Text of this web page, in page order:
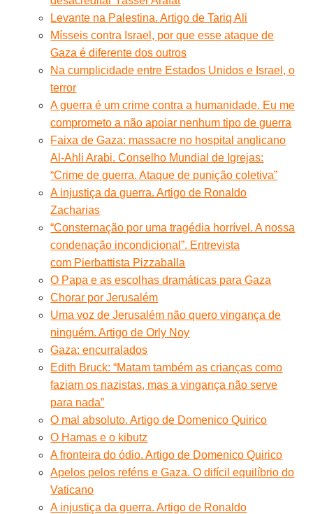
Levante na Palestina. Artigo de Tariq Ali
Mísseis contra Israel, por que esse ataque de
Gaza é diferente dos outros
Na cumplicidade entre Estados Unidos e Israel, o
terror
A guerra é um crime contra a humanidade. Eu me
comprometo a não apoiar nenhum tipo de guerra
Faixa de Gaza: massacre no hospital anglicano
Al-Ahli Arabi. Conselho Mundial de Igrejas:
“Crime de guerra. Ataque de punição coletiva”
A injustiça da guerra. Artigo de Ronaldo
Zacharias
“Consternação por uma tragédia horrível. A nossa
condenação incondicional”. Entrevista
com Pierbattista Pizzaballa
O Papa e as escolhas dramáticas para Gaza
Chorar por Jerusalém
Uma voz de Jerusalém não quero vingança de
ninguém. Artigo de Orly Noy
Gaza: encurralados
Edith Bruck: “Matam também as crianças como
faziam os nazistas, mas a vingança não serve
para nada”
O mal absoluto. Artigo de Domenico Quirico
O Hamas e o kibutz
A fronteira do ódio. Artigo de Domenico Quirico
Apelos pelos reféns e Gaza. O difícil equilíbrio do
Vaticano
A injustiça da guerra. Artigo de Ronaldo